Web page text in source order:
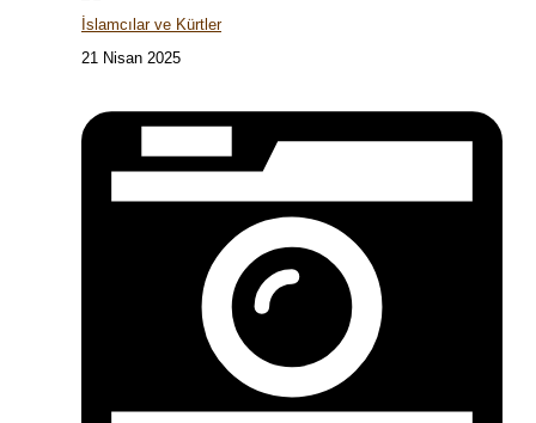
İslamcılar ve Kürtler
21 Nisan 2025